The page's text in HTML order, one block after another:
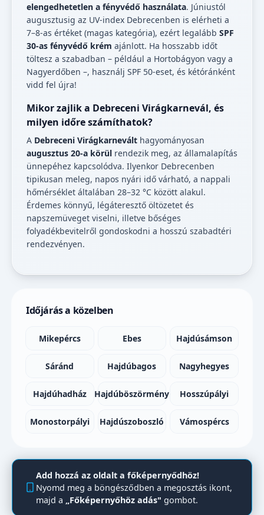
elengedhetetlen a fényvédő használata. Júniustól
augusztusig az UV-index Debrecenben is elérheti a
7–8-as értéket (magas kategória), ezért legalább SPF
30-as fényvédő krém ajánlott. Ha hosszabb időt
töltesz a szabadban – például a Hortobágyon vagy a
Nagyerdőben –, használj SPF 50-eset, és kétóránként
vidd fel újra!
Mikor zajlik a Debreceni Virágkarnevál, és
milyen időre számíthatok?
A Debreceni Virágkarnevált hagyományosan
augusztus 20-a körül rendezik meg, az államalapítás
ünnepéhez kapcsolódva. Ilyenkor Debrecenben
tipikusan meleg, napos nyári idő várható, a nappali
hőmérséklet általában 28–32 °C között alakul.
Érdemes könnyű, légáteresztő öltözetet és
napszemüveget viselni, illetve bőséges
folyadékbevitelről gondoskodni a hosszú szabadtéri
rendezvényen.
Időjárás a közelben
Mikepércs Ebes Hajdúsámson
Sáránd Hajdúbagos Nagyhegyes
Hajdúhadház Hajdúböszörmény Hosszúpályi
Monostorpályi Hajdúszoboszló Vámospércs
Add hozzá az oldalt a főképernyődhöz!
Nyomd meg a böngésződben a megosztás ikont,
majd a
„Főképernyőhöz adás" gombot.